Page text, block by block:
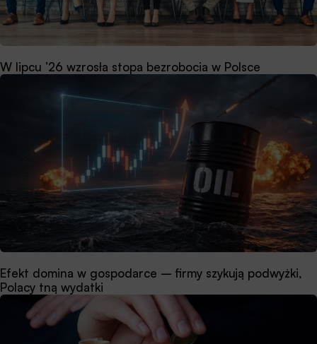
W lipcu ’26 wzrosła stopa bezrobocia w Polsce
Efekt domina w gospodarce – firmy szykują podwyżki,
Polacy tną wydatki